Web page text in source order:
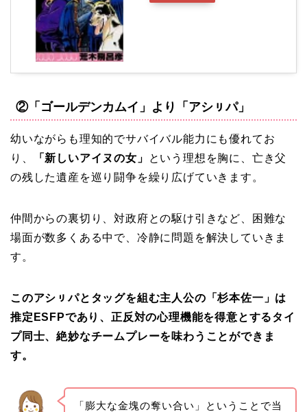
②「ゴールデンカムイ」より「アシㇼパ」
幼いながらも理知的でサバイバル能力にも優れてお
り、
「新しいアイヌの女」
という理想を胸に、亡き父
の残した遺産を巡り闘争を繰り広げていきます。
仲間からの裏切り、対政府との駆け引きなど、困難な
場面が数多くある中で、冷静に問題を解決していきま
す。
このアシㇼパとタッグを組む主人公の「杉本佐一」は
推定ESFPであり、正反対の心理機能を得意とするタイ
プ同士、絶妙なチームプレーを味わうことができま
す。
「膨大な金塊の奪い合い」ということで当